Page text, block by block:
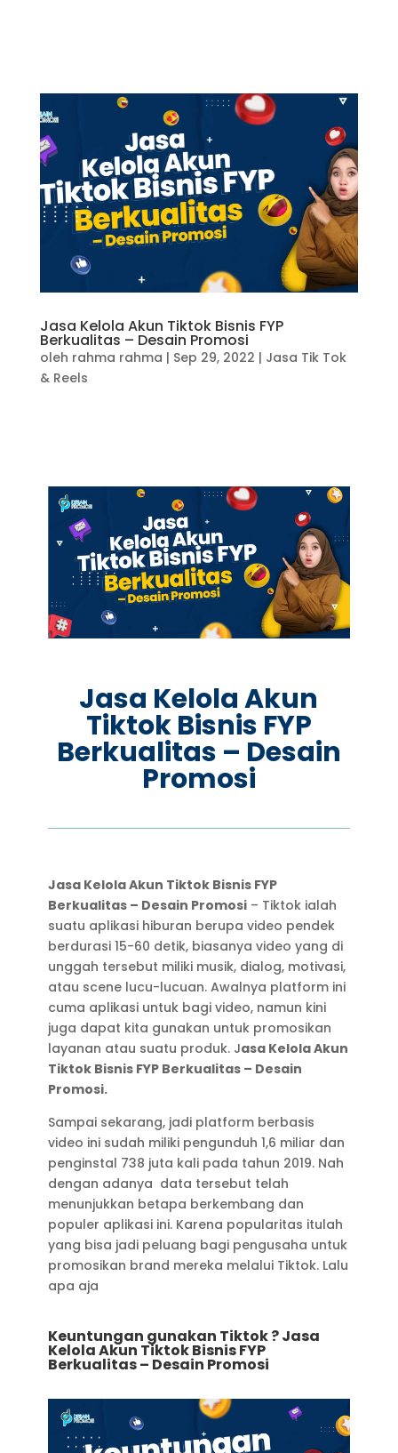
Jasa Kelola Akun Tiktok Bisnis FYP
Berkualitas – Desain Promosi
oleh rahma rahma | Sep 29, 2022 | Jasa Tik Tok
& Reels
Jasa Kelola Akun
Tiktok Bisnis FYP
Berkualitas – Desain
Promosi
Jasa Kelola Akun Tiktok Bisnis FYP
Berkualitas – Desain Promosi– Tiktok ialah
suatu aplikasi hiburan berupa video pendek
berdurasi 15-60 detik, biasanya video yang di
unggah tersebut miliki musik, dialog, motivasi,
atau scene lucu-lucuan. Awalnya platform ini
cuma aplikasi untuk bagi video, namun kini
juga dapat kita gunakan untuk promosikan
layanan atau suatu produk. Jasa Kelola Akun
Tiktok Bisnis FYP Berkualitas – Desain
Promosi.
Sampai sekarang, jadi platform berbasis
video ini sudah miliki pengunduh 1,6 miliar dan
penginstal 738 juta kali pada tahun 2019. Nah
dengan adanya data tersebut telah
menunjukkan betapa berkembang dan
populer aplikasi ini. Karena popularitas itulah
yang bisa jadi peluang bagi pengusaha untuk
promosikan brand mereka melalui Tiktok. Lalu
apa aja
Keuntungan gunakan Tiktok ? Jasa
Kelola Akun Tiktok Bisnis FYP
Berkualitas – Desain Promosi